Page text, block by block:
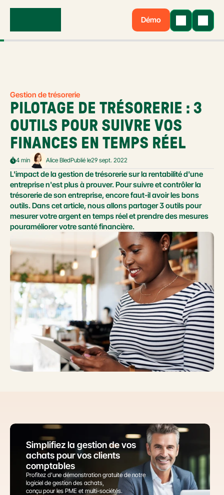
Démo
Gestion de trésorerie
PILOTAGE DE TRÉSORERIE : 3
OUTILS POUR SUIVRE VOS
FINANCES EN TEMPS RÉEL
4 min Alice BledPublié le29 sept. 2022
L'impact de la gestion de trésorerie sur la rentabilité d'une
entreprise n'est plus à prouver. Pour suivre et contrôler la
trésorerie de son entreprise, encore faut-il avoir les bons
outils. Dans cet article, nous allons partager 3 outils pour
mesurer votre argent en temps réel et prendre des mesures
pouraméliorer votre santé financière.
Simplifiez la gestion de vos
achats pour vos clients
comptables
Profitez d’une démonstration gratuite de notre
logiciel de gestion des achats,
conçu pour les PME et multi-sociétés.